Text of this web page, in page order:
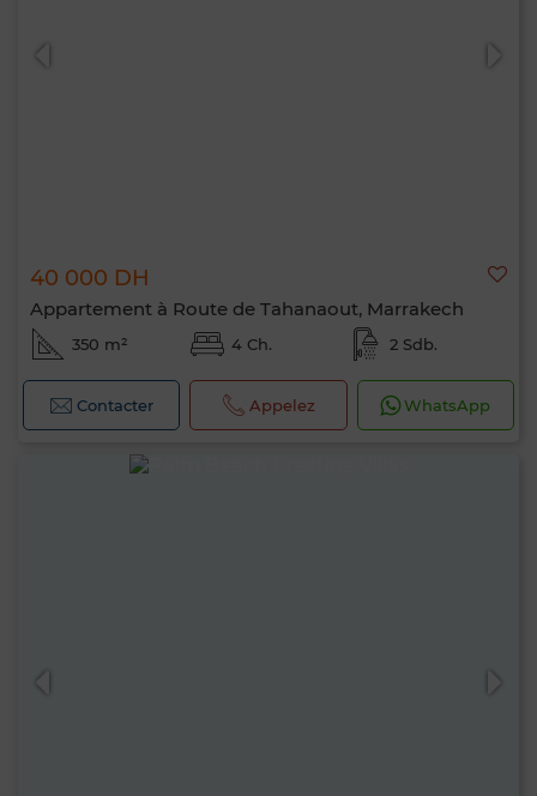
40 000 DH
Appartement à Route de Tahanaout, Marrakech
350 m² 4 Ch. 2 Sdb.
Contacter Appelez WhatsApp